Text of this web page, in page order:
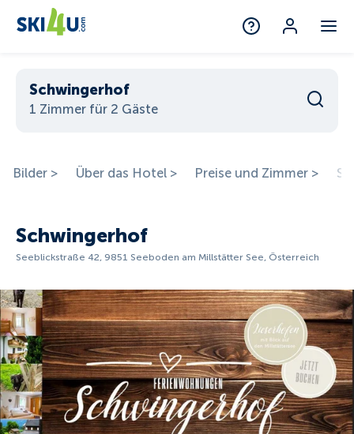
Schwingerhof
1 Zimmer für 2 Gäste
Bilder > Über das Hotel > Preise und Zimmer >
Schwingerhof
Seeblickstraße 42, 9851 Seeboden am Millstätter See, Österreich